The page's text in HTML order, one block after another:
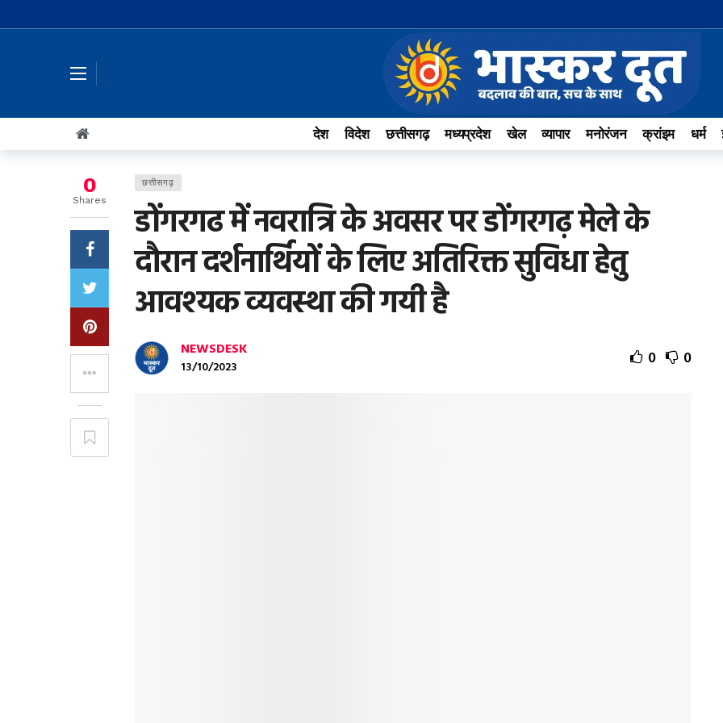
देश विदेश छत्तीसगढ़ मध्यप्रदेश खेल व्यापार मनोरंजन क्रांइम धर्म
छत्तीसगढ़
डोंगरगढ में नवरात्रि के अवसर पर डोंगरगढ़ मेले के
दौरान दर्शनार्थियों के लिए अतिरिक्त सुविधा हेतु
आवश्यक व्यवस्था की गयी है
NEWSDESK
13/10/2023 0 0
0
Shares